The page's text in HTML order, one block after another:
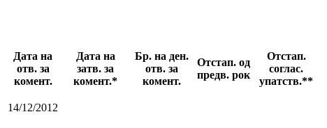
Датa на
отв. за
комент.
Датa на
затв. за
комент.*
Бр. на ден.
отв. за
комент.
Отстап. од
предв. рок
Отстап.
соглас.
упатств.**
14/12/2012